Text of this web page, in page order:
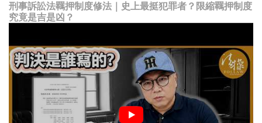
刑事訴訟法羈押制度修法｜史上最挺犯罪者？限縮羈押制度
究竟是吉是凶？